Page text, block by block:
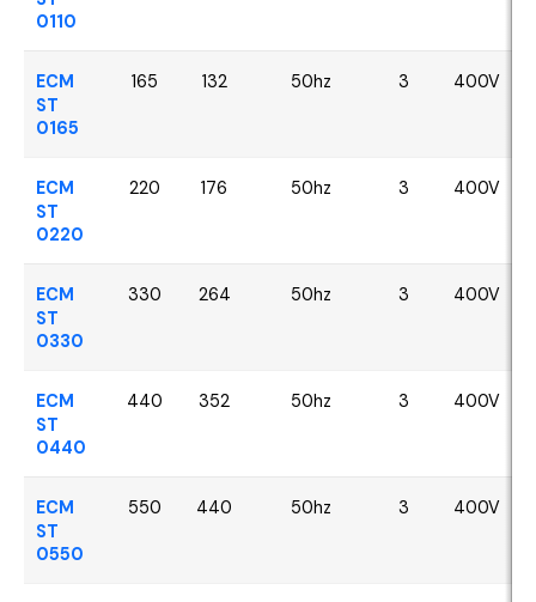
0110
ECM
ST
0165
165 132 50hz 3 400V
ECM
ST
0220
220 176 50hz 3 400V
ECM
ST
0330
330 264 50hz 3 400V
ECM
ST
0440
440 352 50hz 3 400V
ECM
ST
0550
550 440 50hz 3 400V